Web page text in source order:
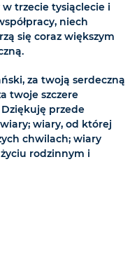
w trzecie tysiąclecie i
niech
się coraz większym
za twoją serdeczną
twoje szczere
przede
wiary, od której
chwilach; wiary
rodzinnym i